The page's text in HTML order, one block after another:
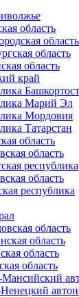
область
область
область
область
край
Марий Эл
Мордовия
Татарстан
область
область
республика
область
республика
область
область
область
область